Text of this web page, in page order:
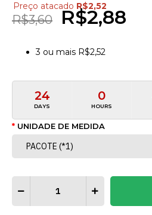
Preço atacado R$2,52
R$3,60 R$2,88
3 ou mais R$2,52
24
DAYS
0
HOURS
UNIDADE DE MEDIDA